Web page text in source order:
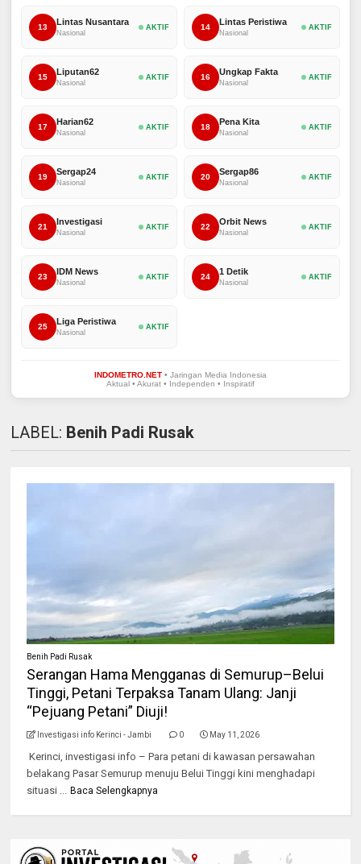
13
Lintas Nusantara
Nasional
AKTIF 14
Lintas Peristiwa
Nasional
AKTIF
15
Liputan62
Nasional
AKTIF 16
Ungkap Fakta
Nasional
AKTIF
17
Harian62
Nasional
AKTIF 18
Pena Kita
Nasional
AKTIF
19
Sergap24
Nasional
AKTIF 20
Sergap86
Nasional
AKTIF
21
Investigasi
Nasional
AKTIF 22
Orbit News
Nasional
AKTIF
23
IDM News
Nasional
AKTIF 24
1 Detik
Nasional
AKTIF
25
Liga Peristiwa
Nasional
AKTIF
INDOMETRO.NET• Jaringan Media Indonesia
Aktual • Akurat • Independen • Inspiratif
LABEL: Benih Padi Rusak
Benih Padi Rusak
Serangan Hama Mengganas di Semurup–Belui
Tinggi, Petani Terpaksa Tanam Ulang: Janji
“Pejuang Petani” Diuji!
Investigasi info Kerinci - Jambi 0 May 11, 2026
Kerinci, investigasi info – Para petani di kawasan persawahan
belakang Pasar Semurup menuju Belui Tinggi kini menghadapi
situasi ...
Baca Selengkapnya